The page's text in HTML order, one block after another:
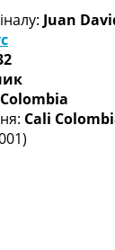
>>>
Світу.
УПЛ
АПЛ
Ла Ліги
Ліги Чемпіонів
>>>
Juan
Colombia
Cali